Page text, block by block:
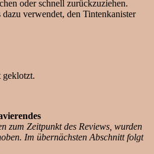
oder schnell zurückzuziehen.
verwendet, den Tintenkanister
geklotzt.
zum Zeitpunkt des Reviews, wurden
Im übernächsten Abschnitt folgt